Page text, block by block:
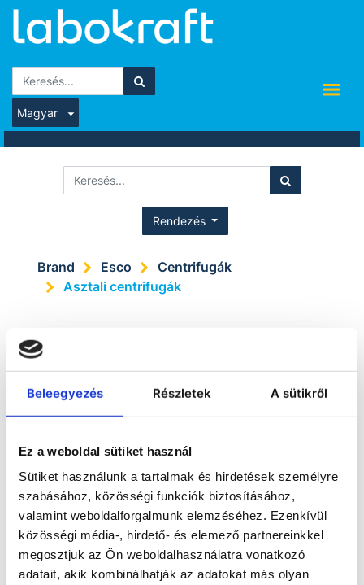
Beleegyezés Részletek A sütikről
Ez a weboldal sütiket használ
Sütiket használunk a tartalmak és hirdetések személyre
szabásához, közösségi funkciók biztosításához,
valamint weboldalforgalmunk elemzéséhez. Ezenkívül
közösségi média-, hirdető- és elemező partnereinkkel
megosztjuk az Ön weboldalhasználatra vonatkozó
adatait, akik kombinálhatják az adatokat más olyan
Magyar
Rendezés
Brand Esco
Centrifugák
Asztali centrifugák
ASZTALI
CENTRIFUGÁK
általános felhasználású laborcentrifugák.
Nincs termék
megadva.